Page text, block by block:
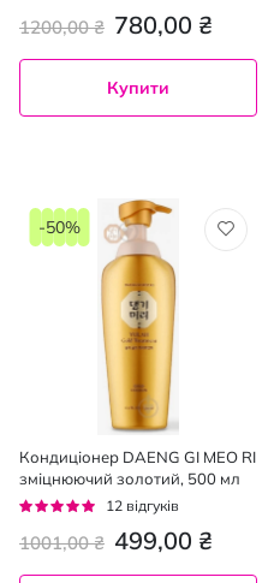
780,00 ₴
1200,00 ₴
Купити
Кондиціонер DAENG GI MEO RI
зміцнюючий золотий, 500 мл
Рейтинг:
12 відгуків
499,00 ₴
1001,00 ₴
-50%